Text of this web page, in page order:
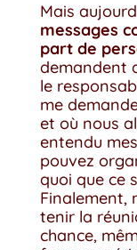
Mais
messages
part de
demandent
le
me
et où nous
entendu
pouvez
quoi que ce
Finalement,
tenir la
chance,